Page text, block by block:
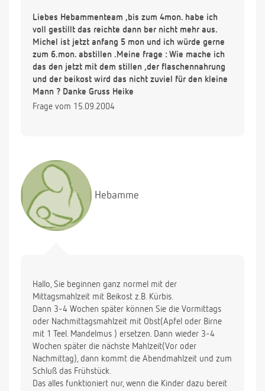
Liebes Hebammenteam ,bis zum 4mon. habe ich
voll gestillt das reichte dann ber nicht mehr aus.
Michel ist jetzt anfang 5 mon und ich würde gerne
zum 6.mon. abstillen .Meine frage : Wie mache ich
das den jetzt mit dem stillen ,der flaschennahrung
und der beikost wird das nicht zuviel für den kleine
Mann ? Danke Gruss Heike
Frage vom 15.09.2004
Hebamme
Hallo, Sie beginnen ganz normel mit der
Mittagsmahlzeit mit Beikost z.B. Kürbis.
Dann 3-4 Wochen später können Sie die Vormittags
oder Nachmittagsmahlzeit mit Obst(Apfel oder Birne
mit 1 Teel. Mandelmus ) ersetzen. Dann wieder 3-4
Wochen später die nächste Mahlzeit(Vor oder
Nachmittag), dann kommt die Abendmahlzeit und zum
Schluß das Frühstück.
Das alles funktioniert nur, wenn die Kinder dazu bereit